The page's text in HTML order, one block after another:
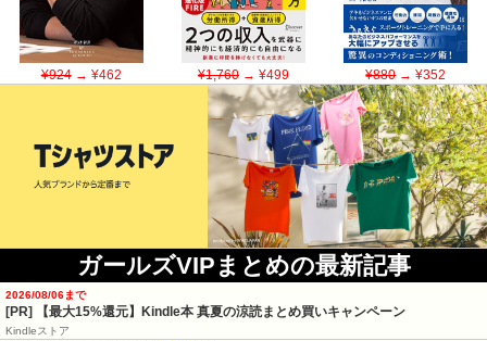
¥924→ ¥462 ¥1,760→ ¥499 ¥880→ ¥352
ガールズVIPまとめの最新記事
2026/08/06まで
[PR] 【最大15%還元】Kindle本 真夏の涼読まとめ買いキャンペーン
Kindleストア